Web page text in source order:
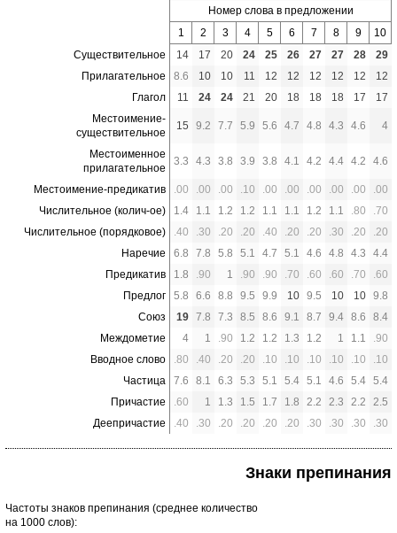
Номер слова в предложении
1
2 3 4 5 6 7 8 9
10
Существительное
14 17 20 24 25 26 27 27 28
29
Прилагательное
8.6 10 10 11 12 12 12 12 12
12
Глагол
11 24 24 21 20 18 18 18 17
17
Местоимение-
существительное
15 9.2 7.7 5.9 5.6 4.7 4.8 4.3 4.6 4
Местоименное
прилагательное
3.3 4.3 3.8 3.9 3.8 4.1 4.2 4.4 4.2 4.6
Местоимение-предикатив .00 .00 .00 .10 .00 .00 .00 .00 .00
.00
Числительное (колич-ое)
1.4 1.1 1.2 1.2 1.1 1.1 1.2 1.1 .80
.70
Числительное (порядковое)
.40 .30 .20 .20 .40 .20 .20 .30 .20
.20
Наречие
6.8 7.8 5.8 5.1 4.7 5.1 4.6 4.8 4.3
4.4
Предикатив
1.8 .90 1 .90 .90 .70 .60 .60 .70
.60
Предлог
5.8 6.6 8.8 9.5 9.9 10 9.5 10 10 9.8
Союз
19 7.8 7.3 8.5 8.6 9.1 8.7 9.4 8.6
8.4
Междометие
4 1 .90 1.2 1.2 1.3 1.2 1 1.1
.90
Вводное слово
.80 .40 .20 .20 .10 .10 .10 .10 .10
.10
Частица
7.6 8.1 6.3 5.3 5.1 5.4 5.1 4.6 5.4 5.4
Причастие
.60 1 1.3 1.5 1.7 1.8 2.2 2.3 2.2
2.5
Деепричастие
.40 .30 .20 .20 .20 .20 .30 .30 .30 .30
Знаки препинания
Частоты знаков препинания (среднее количество
на 1000 слов):